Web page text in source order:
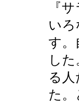
『
い
す。
し
る
た。